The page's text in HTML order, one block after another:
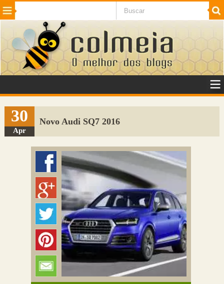
Beleza Cinema e TV
Internet Jogos NotÃ­cias SaÃºde
VeÃ­culos Adulto
Sugerir Link
Adicionar Blog
Colmeia Exchange
Perguntas Frequentes
30
Apr
Novo Audi SQ7 2016